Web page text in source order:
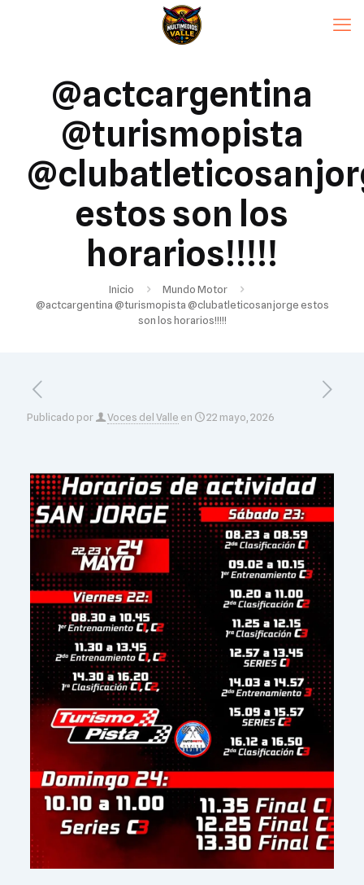
@actcargentina
@turismopista
estos son los
horarios!!!!!
Inicio
Mundo Motor
@actcargentina @turismopista @clubatleticosanjorge estos
son los horarios!!!!!
Publicado por Voces del Valle en 22 mayo, 2026